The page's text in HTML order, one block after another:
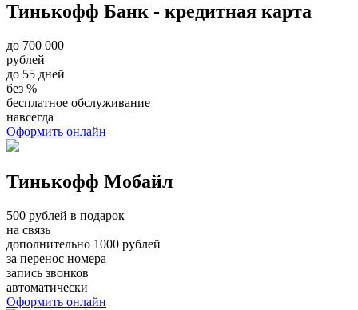
Тинькофф Банк - кредитная карта
до 700 000
рублей
до 55 дней
без %
бесплатное обслуживание
навсегда
Оформить онлайн
Тинькофф Мобайл
500 рублей в подарок
на связь
дополнительно 1000 рублей
за перенос номера
запись звонков
автоматически
Оформить онлайн